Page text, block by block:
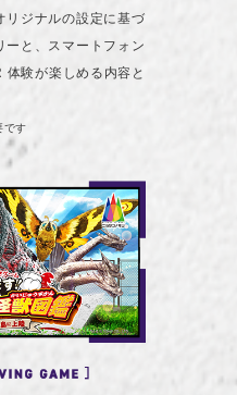
リジナルの設定に基づ
ーと、スマートフォン
験が楽しめる内容と
です